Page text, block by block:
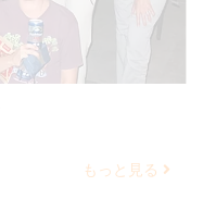
もっと見る